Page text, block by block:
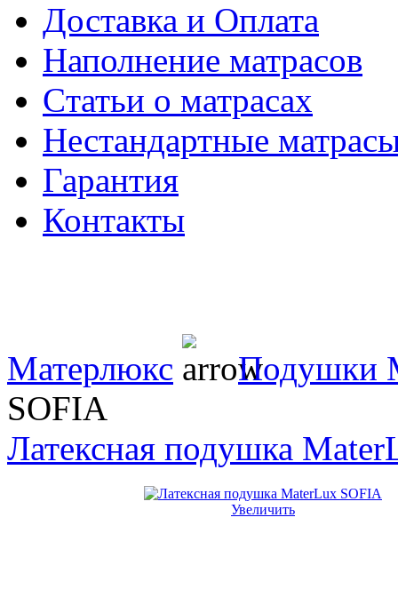
Доставка и Оплата
Наполнение матрасов
Cтатьи о матрасах
Нестандартные
Гарантия
Контакты
Матерлюкс
Подушки
SOFIA
Латексная подушка
Увеличить